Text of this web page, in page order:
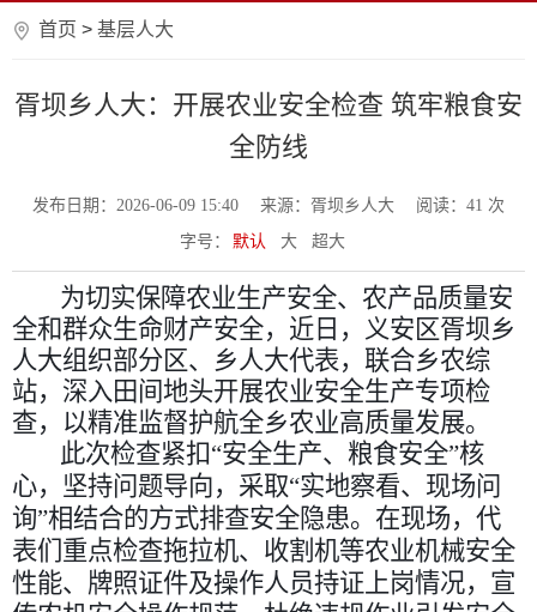
首页 > 基层人大
胥坝乡人大：开展农业安全检查 筑牢粮食安
全防线
发布日期：2026-06-09 15:40 来源：胥坝乡人大 阅读： 41 次
字号：
默认 大 超大
为切实保障农业生产安全、农产品质量安
全和群众生命财产安全，近日，义安区胥坝乡
人大组织部分区、乡人大代表，联合乡农综
站，深入田间地头开展农业安全生产专项检
查，以精准监督护航全乡农业高质量发展。
此次检查紧扣“安全生产、粮食安全”核
心，坚持问题导向，采取“实地察看、现场问
询”相结合的方式排查安全隐患。在现场， 代
表们 重点检查拖拉机、收割机等农业机械安全
性能、牌照证件及操作人员持证上岗情况，宣